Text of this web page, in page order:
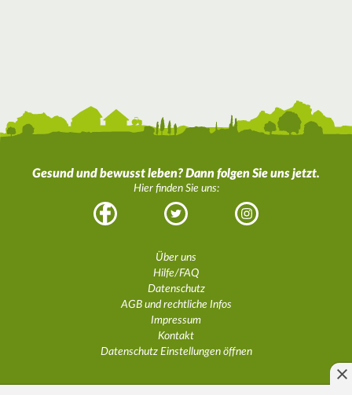
Gesund und bewusst leben? Dann folgen Sie uns jetzt.
Hier finden Sie uns:
Facebook Twitter Instagram
Über uns
Hilfe/FAQ
Datenschutz
AGB und rechtliche Infos
Impressum
Kontakt
Datenschutz Einstellungen öffnen